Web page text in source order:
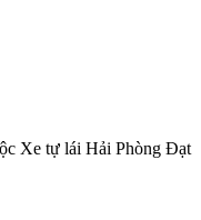
Xe tự lái Hải Phòng Đạt